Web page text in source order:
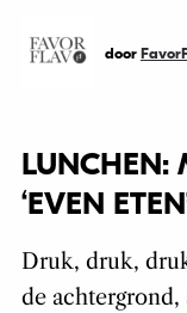
door
LUNCHEN:
‘EVEN
Druk, druk,
de